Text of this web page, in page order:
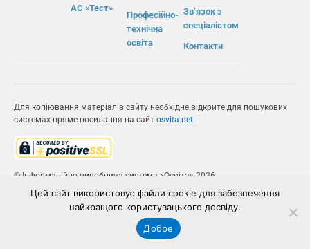
АС «Тест»
Професійно-
технічна
освіта
Зв’язок з
спеціалістом
Контакти
Для копіювання матеріалів сайту необхідне відкрите для пошукових
системах пряме посилання на сайт osvita.net.
© Інформаційно-виробнича система «Освіта» 2026.
ІВС «ОСВІТА»
Цей сайт використовує файли cookie для забезпечення
найкращого користувацького досвіду.
Добре